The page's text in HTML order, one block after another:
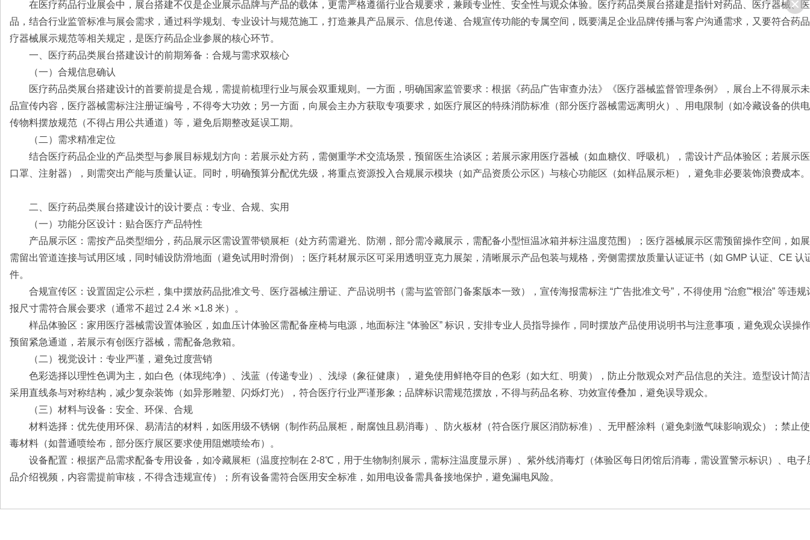
在医疗药品行业展会中，展台搭建不仅是企业展示品牌与产品的载体，更需严格遵循行业合规要求，兼顾专业性、安全性与观众体验。医疗药品类展台搭建是指针对药品、医疗器械、
品，结合行业监管标准与展会需求，通过科学规划、专业设计与规范施工，打造兼具产品展示、信息传递、合规宣传功能的专属空间，既要满足企业品牌传播与客户沟通需求，又要符合药
疗器械展示规范等相关规定，是医疗药品企业参展的核心环节。
一、医疗药品类展台搭建设计的前期筹备：合规与需求双核心
（一）合规信息确认
医疗药品类展台搭建设计的首要前提是合规，需提前梳理行业与展会双重规则。一方面，明确国家监管要求：根据《药品广告审查办法》《医疗器械监督管理条例》，展台上不得展示
品宣传内容，医疗器械需标注注册证编号，不得夸大功效；另一方面，向展会主办方获取专项要求，如医疗展区的特殊消防标准（部分医疗器械需远离明火）、用电限制（如冷藏设备的供
传物料摆放规范（不得占用公共通道）等，避免后期整改延误工期。
（二）需求精准定位
结合医疗药品企业的产品类型与参展目标规划方向：若展示处方药，需侧重学术交流场景，预留医生洽谈区；若展示家用医疗器械（如血糖仪、呼吸机），需设计产品体验区；若展示
口罩、注射器），则需突出产能与质量认证。同时，明确预算分配优先级，将重点资源投入合规展示模块（如产品资质公示区）与核心功能区（如样品展示柜），避免非必要装饰浪费成本。
二、医疗药品类展台搭建设计的设计要点：专业、合规、实用
（一）功能分区设计：贴合医疗产品特性
产品展示区：需按产品类型细分，药品展示区需设置带锁展柜（处方药需避光、防潮，部分需冷藏展示，需配备小型恒温冰箱并标注温度范围）；医疗器械展示区需预留操作空间，如
需留出管道连接与试用区域，同时铺设防滑地面（避免试用时滑倒）；医疗耗材展示区可采用透明亚克力展架，清晰展示产品包装与规格，旁侧需摆放质量认证证书（如 GMP 认证、CE 认
件。
合规宣传区：设置固定公示栏，集中摆放药品批准文号、医疗器械注册证、产品说明书（需与监管部门备案版本一致），宣传海报需标注 “广告批准文号”，不得使用 “治愈”“根治” 等违规
报尺寸需符合展会要求（通常不超过 2.4 米 ×1.8 米）。
样品体验区：家用医疗器械需设置体验区，如血压计体验区需配备座椅与电源，地面标注 “体验区” 标识，安排专业人员指导操作，同时摆放产品使用说明书与注意事项，避免观众误操
预留紧急通道，若展示有创医疗器械，需配备急救箱。
（二）视觉设计：专业严谨，避免过度营销
色彩选择以理性色调为主，如白色（体现纯净）、浅蓝（传递专业）、浅绿（象征健康），避免使用鲜艳夺目的色彩（如大红、明黄），防止分散观众对产品信息的关注。造型设计简
采用直线条与对称结构，减少复杂装饰（如异形雕塑、闪烁灯光），符合医疗行业严谨形象；品牌标识需规范摆放，不得与药品名称、功效宣传叠加，避免误导观众。
（三）材料与设备：安全、环保、合规
材料选择：优先使用环保、易清洁的材料，如医用级不锈钢（制作药品展柜，耐腐蚀且易消毒）、防火板材（符合医疗展区消防标准）、无甲醛涂料（避免刺激气味影响观众）；禁止
毒材料（如普通喷绘布，部分医疗展区要求使用阻燃喷绘布）。
设备配置：根据产品需求配备专用设备，如冷藏展柜（温度控制在 2-8℃，用于生物制剂展示，需标注温度显示屏）、紫外线消毒灯（体验区每日闭馆后消毒，需设置警示标识）、电子
品介绍视频，内容需提前审核，不得含违规宣传）；所有设备需符合医用安全标准，如用电设备需具备接地保护，避免漏电风险。